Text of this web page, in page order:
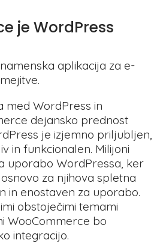
je WordPress
aplikacija za e-
med WordPress in
dejansko prednost
je izjemno priljubljen,
in funkcionalen. Milijoni
uporabo WordPressa, ker
za njihova spletna
in enostaven za uporabo.
obstoječimi temami
WooCommerce bo
integracijo.